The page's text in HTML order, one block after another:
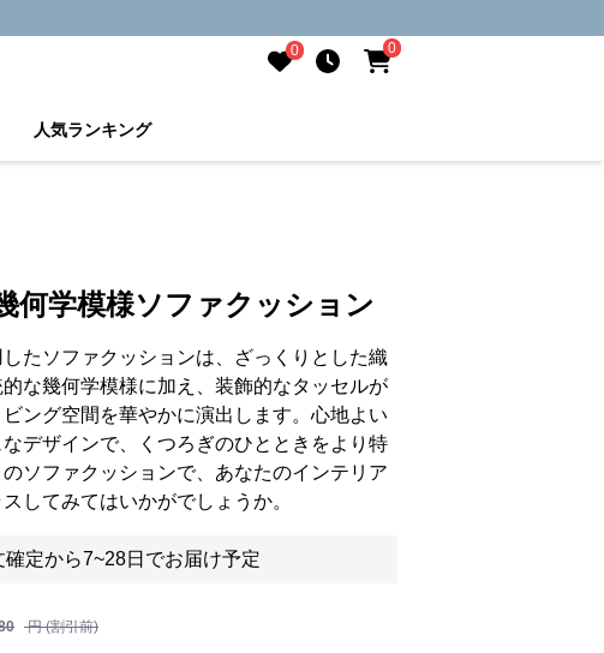
0 0
人気ランキング
何学模様ソファクッション
たソファクッションは、ざっくりとした織
な幾何学模様に加え、装飾的なタッセルが
ビング空間を華やかに演出します。心地よい
デザインで、くつろぎのひとときをより特
ソファクッションで、あなたのインテリア
してみてはいかがでしょうか。
確定から7~28日でお届け予定
円 (割引前)